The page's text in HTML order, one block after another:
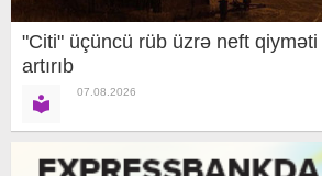
"Citi" üçüncü rüb üzrə neft
artırıb
07.08.2026